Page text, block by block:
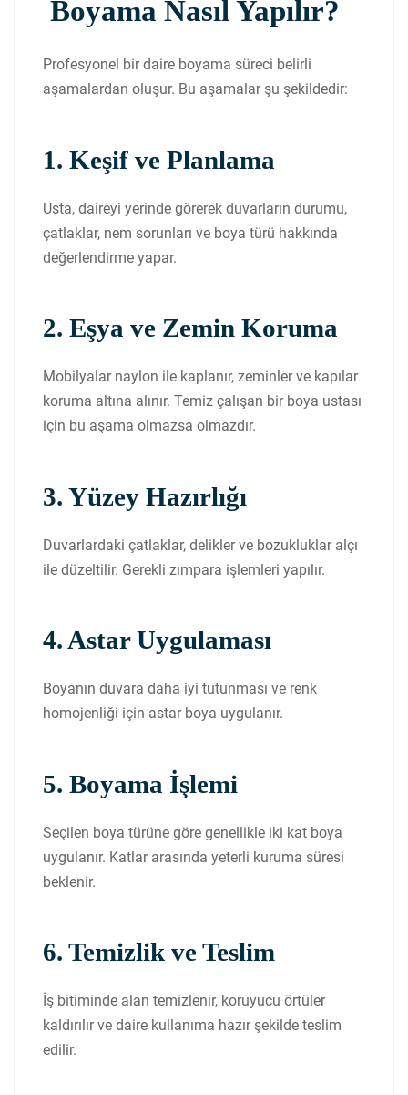
Boyama Nasıl Yapılır?
Profesyonel bir daire boyama süreci belirli
aşamalardan oluşur. Bu aşamalar şu şekildedir:
1. Keşif ve Planlama
Usta, daireyi yerinde görerek duvarların durumu,
çatlaklar, nem sorunları ve boya türü hakkında
değerlendirme yapar.
2. Eşya ve Zemin Koruma
Mobilyalar naylon ile kaplanır, zeminler ve kapılar
koruma altına alınır. Temiz çalışan bir boya ustası
için bu aşama olmazsa olmazdır.
3. Yüzey Hazırlığı
Duvarlardaki çatlaklar, delikler ve bozukluklar alçı
ile düzeltilir. Gerekli zımpara işlemleri yapılır.
4. Astar Uygulaması
Boyanın duvara daha iyi tutunması ve renk
homojenliği için astar boya uygulanır.
5. Boyama İşlemi
Seçilen boya türüne göre genellikle iki kat boya
uygulanır. Katlar arasında yeterli kuruma süresi
beklenir.
6. Temizlik ve Teslim
İş bitiminde alan temizlenir, koruyucu örtüler
kaldırılır ve daire kullanıma hazır şekilde teslim
edilir.